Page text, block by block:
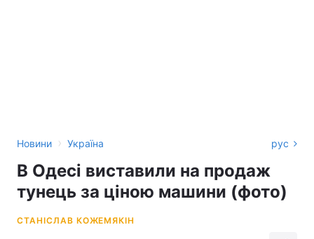
Новини › Україна рус
В Одесі виставили на продаж
тунець за ціною машини (фото)
СТАНІСЛАВ КОЖЕМЯКІН